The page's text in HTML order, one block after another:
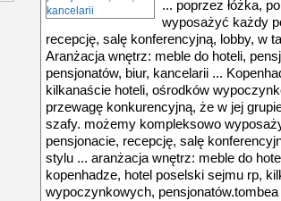
... poprzez łóżka,
wyposażyć każdy
recepcję, salę konferencyjną, lobby, w
Aranżacja wnętrz: meble do hoteli,
pensjonatów, biur, kancelarii ...
kilkanaście hoteli, ośrodków
przewagę konkurencyjną, że w jej
szafy. możemy kompleksowo
pensjonacie, recepcję, salę
stylu ... aranżacja wnętrz: meble do
kopenhadze, hotel poselski sejmu rp,
wypoczynkowych,